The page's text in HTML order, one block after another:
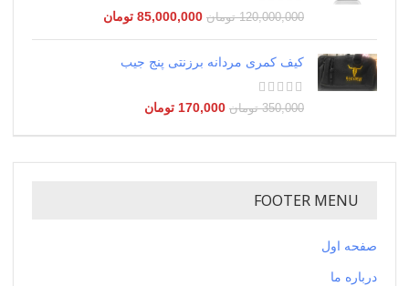
120,000,000 تومان 85,000,000 تومان
کیف کمری مردانه برزنتی پنج جیب
350,000 تومان 170,000 تومان
FOOTER MENU
صفحه اول
درباره ما